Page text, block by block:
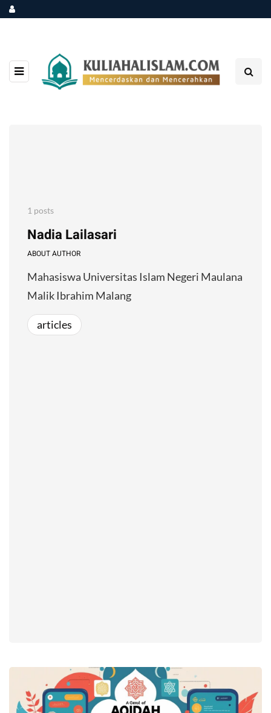
1 posts
Nadia Lailasari
ABOUT AUTHOR
Mahasiswa Universitas Islam Negeri Maulana
Malik Ibrahim Malang
articles